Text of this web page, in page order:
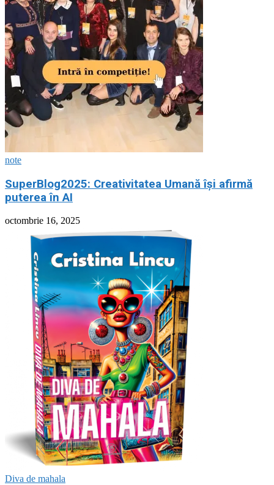
note
SuperBlog2025: Creativitatea Umană își afirmă
puterea în AI
octombrie 16, 2025
Diva de mahala